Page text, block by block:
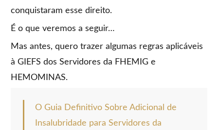
conquistaram esse direito.
É o que veremos a seguir…
Mas antes, quero trazer algumas regras aplicáveis
à GIEFS dos Servidores da FHEMIG e
HEMOMINAS.
O Guia Definitivo Sobre Adicional de
Insalubridade para Servidores da